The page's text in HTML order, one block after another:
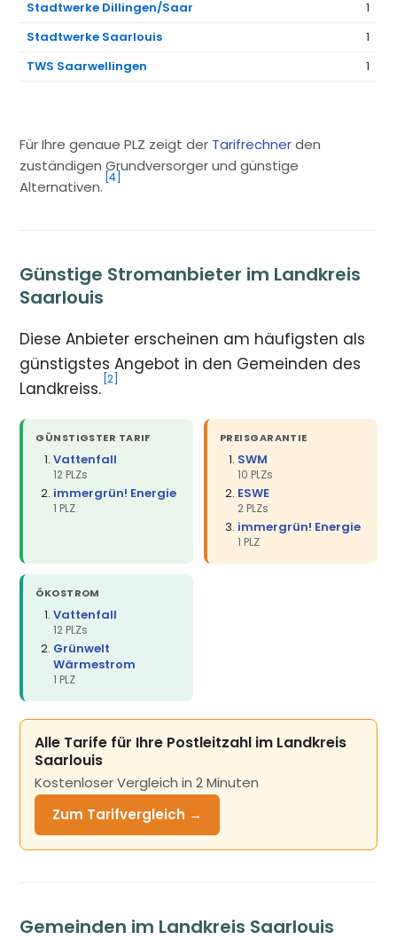
Stadtwerke Dillingen/Saar
1
Stadtwerke Saarlouis
1
TWS Saarwellingen
1
Für Ihre genaue PLZ zeigt der Tarifrechnerden
zuständigen Grundversorger und günstige
Alternativen.
[4]
Günstige Stromanbieter im Landkreis
Saarlouis
Diese Anbieter erscheinen am häufigsten als
günstigstes Angebot in den Gemeinden des
Landkreiss. [2]
GÜNSTIGSTER TARIF
Vattenfall
12 PLZs
immergrün! Energie
1 PLZ
PREISGARANTIE
SWM
10 PLZs
ESWE
2 PLZs
immergrün! Energie
1 PLZ
ÖKOSTROM
Vattenfall
12 PLZs
Grünwelt
Wärmestrom
1 PLZ
Alle Tarife für Ihre Postleitzahl im Landkreis
Saarlouis
Kostenloser Vergleich in 2 Minuten
Zum Tarifvergleich →
Gemeinden im Landkreis Saarlouis